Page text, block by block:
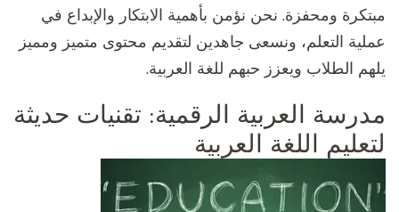
مبتكرة ومحفزة. نحن نؤمن بأهمية الابتكار والإبداع في
عملية التعلم، ونسعى جاهدين لتقديم محتوى متميز ومميز
يلهم الطلاب ويعزز حبهم للغة العربية.
مدرسة العربية الرقمية: تقنيات حديثة
لتعليم اللغة العربية